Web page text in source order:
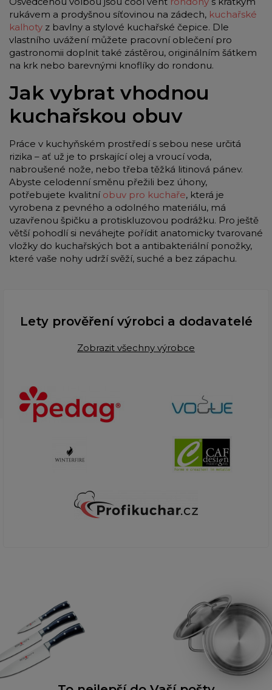
rukávem a prodyšnou síťovinou na zádech, kuchařské
kalhoty z bavlny a stylové kuchařské čepice. Dle
vlastního uvážení můžete pracovní oblečení pro
gastronomii doplnit také zástěrou, originálním šátkem
na krk nebo barevnými knoflíky do rondonu.
Jak vybrat vhodnou
kuchařskou obuv
Práce v kuchyňském prostředí s sebou nese určitá
rizika – ať už je to prskající olej a vroucí voda,
nabroušené nože, nebo třeba těžká litinová pánev.
Abyste celodenní směnu přežili bez úhony,
potřebujete kvalitní obuv pro kuchaře, která je
vyrobena z pevného a odolného materiálu, má
uzavřenou špičku a protiskluzovou podrážku. Pro ještě
větší pohodlí si neváhejte pořídit anatomicky tvarované
vložky do kuchařských bot a antibakteriální ponožky,
které vaše nohy udrží svěží, suché a bez zápachu.
Lety prověření výrobci a dodavatelé
Zobrazit všechny výrobce